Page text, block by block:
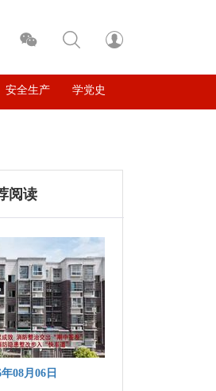
安全生产 学党史
阅读
08月06日